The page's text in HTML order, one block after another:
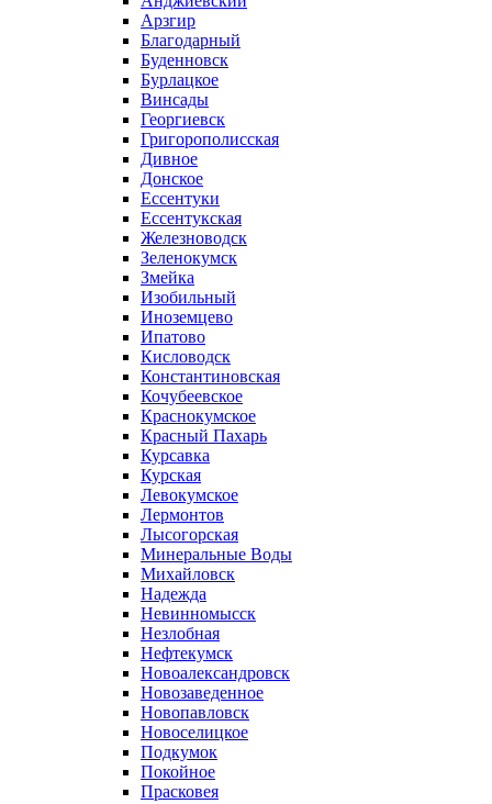
Арзгир
Благодарный
Буденновск
Бурлацкое
Винсады
Георгиевск
Григорополисская
Дивное
Донское
Ессентуки
Ессентукская
Железноводск
Зеленокумск
Змейка
Изобильный
Иноземцево
Ипатово
Кисловодск
Константиновская
Кочубеевское
Краснокумское
Красный Пахарь
Курсавка
Курская
Левокумское
Лермонтов
Лысогорская
Минеральные Воды
Михайловск
Надежда
Невинномысск
Незлобная
Нефтекумск
Новоалександровск
Новозаведенное
Новопавловск
Новоселицкое
Подкумок
Покойное
Прасковея